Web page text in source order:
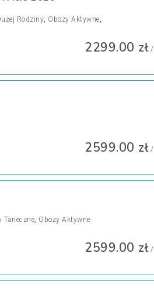
Rodziny, Obozy Aktywne,
2299.00 zł/
2599.00 zł/
Taneczne, Obozy Aktywne
2599.00 zł/